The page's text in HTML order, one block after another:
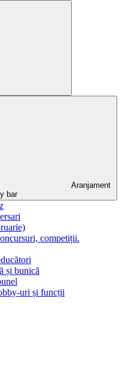
Aranjament
bar
competiții.
și bunică
uri și funcții